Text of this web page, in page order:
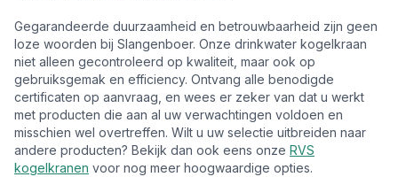
Gegarandeerde duurzaamheid en betrouwbaarheid zijn geen
loze woorden bij Slangenboer. Onze drinkwater kogelkraan
niet alleen gecontroleerd op kwaliteit, maar ook op
gebruiksgemak en efficiency. Ontvang alle benodigde
certificaten op aanvraag, en wees er zeker van dat u werkt
met producten die aan al uw verwachtingen voldoen en
misschien wel overtreffen. Wilt u uw selectie uitbreiden naar
andere producten? Bekijk dan ook eens onze RVS
kogelkranen voor nog meer hoogwaardige opties.